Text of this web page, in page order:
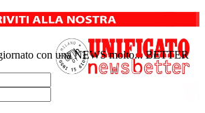
con una NEWS molto... BETTER